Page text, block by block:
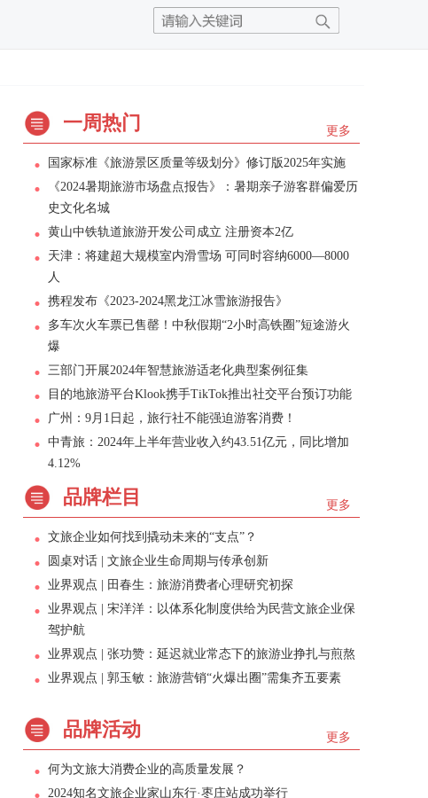
更多
一周热门
国家标准《旅游景区质量等级划分》修订版2025年实施
《2024暑期旅游市场盘点报告》：暑期亲子游客群偏爱历
史文化名城
黄山中铁轨道旅游开发公司成立 注册资本2亿
天津：将建超大规模室内滑雪场 可同时容纳6000—8000
人
携程发布《2023-2024黑龙江冰雪旅游报告》
多车次火车票已售罄！中秋假期“2小时高铁圈”短途游火
爆
三部门开展2024年智慧旅游适老化典型案例征集
目的地旅游平台Klook携手TikTok推出社交平台预订功能
广州：9月1日起，旅行社不能强迫游客消费！
中青旅：2024年上半年营业收入约43.51亿元，同比增加
4.12%
更多
品牌栏目
文旅企业如何找到撬动未来的“支点”？
圆桌对话 | 文旅企业生命周期与传承创新
业界观点 | 田春生：旅游消费者心理研究初探
业界观点 | 宋洋洋：以体系化制度供给为民营文旅企业保
驾护航
业界观点 | 张功赞：延迟就业常态下的旅游业挣扎与煎熬
业界观点 | 郭玉敏：旅游营销“火爆出圈”需集齐五要素
更多
品牌活动
何为文旅大消费企业的高质量发展？
2024知名文旅企业家山东行·枣庄站成功举行